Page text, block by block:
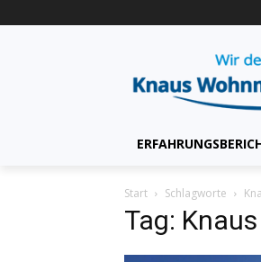
Start Schlagworte
Tag: